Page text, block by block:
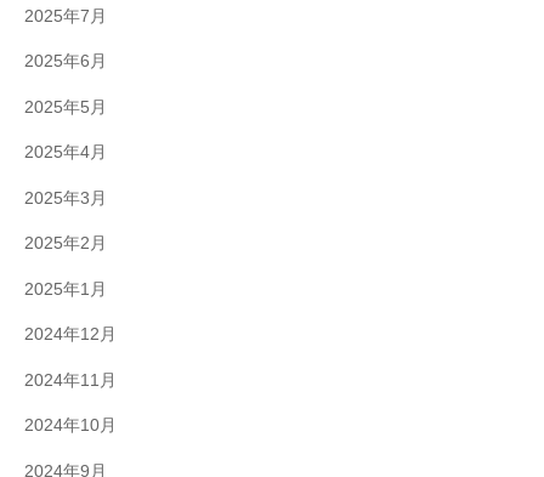
2025年7月
2025年6月
2025年5月
2025年4月
2025年3月
2025年2月
2025年1月
2024年12月
2024年11月
2024年10月
2024年9月